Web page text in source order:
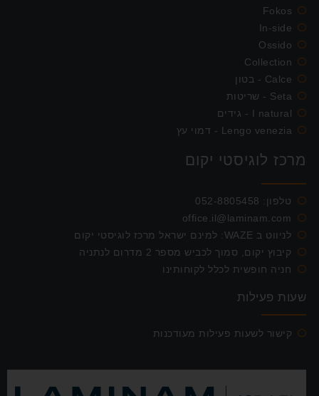
Fokos
In-side
Ossido
Collection
Calce - בטון
Seta - שריטות
I natural - גידים
Lengo venezia - דמוי עץ
מרכז לוגיסטי יקום
טלפון: 052-8805458
office.il@laminam.com
לניווט ב WAZE: למינם ישראל מרכז לוגיסטי יקום
קיבוץ יקום, סמוך לכביש מספר 2 מדרום לנתניה
חניה חופשית לכלל לקוחותינו
שעות פעילות
קישור לשעות פעילות מעודכנות